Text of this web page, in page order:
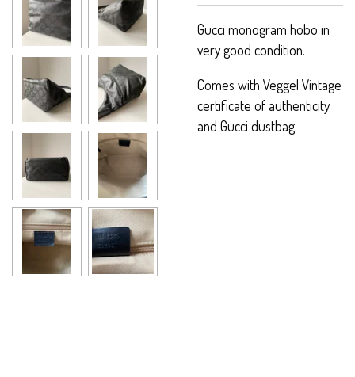
Gucci monogram hobo in
very good condition.
Comes with Veggel Vintage
certificate of authenticity
and Gucci dustbag.